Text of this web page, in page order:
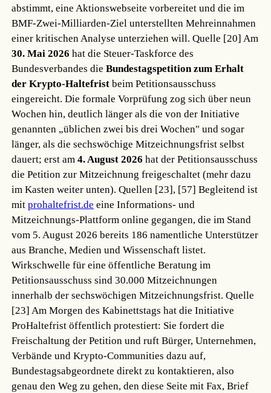
abstimmt, eine Aktionswebseite vorbereitet und die im
BMF-Zwei-Milliarden-Ziel unterstellten Mehreinnahmen
einer kritischen Analyse unterziehen will.Quelle [20] Am
30. Mai 2026 hat die Steuer-Taskforce des
Bundesverbandes dieBundestagspetition zum Erhalt
der Krypto-Haltefrist beim Petitionsausschuss
eingereicht. Die formale Vorprüfung zog sich über neun
Wochen hin, deutlich länger als die von der Initiative
genannten „üblichen zwei bis drei Wochen" und sogar
länger, als die sechswöchige Mitzeichnungsfrist selbst
dauert; erst am4. August 2026 hat der Petitionsausschuss
die Petition zur Mitzeichnung freigeschaltet (mehr dazu
im Kasten weiter unten).Quellen [23], [57] Begleitend ist
mitprohaltefrist.de eine Informations- und
Mitzeichnungs-Plattform online gegangen, die im Stand
vom 5. August 2026 bereits 186 namentliche Unterstützer
aus Branche, Medien und Wissenschaft listet.
Wirkschwelle für eine öffentliche Beratung im
Petitionsausschuss sind 30.000 Mitzeichnungen
innerhalb der sechswöchigen Mitzeichnungsfrist.Quelle
[23] Am Morgen des Kabinettstags hat die Initiative
ProHaltefrist öffentlich protestiert: Sie fordert die
Freischaltung der Petition und ruft Bürger, Unternehmen,
Verbände und Krypto-Communities dazu auf,
Bundestagsabgeordnete direkt zu kontaktieren, also
genau den Weg zu gehen, den diese Seite mit Fax, Brief